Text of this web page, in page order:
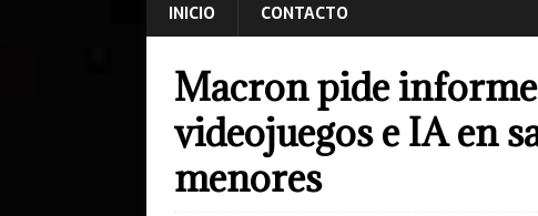
INICIO CONTACTO
Macron pide
videojuegos e IA en
menores